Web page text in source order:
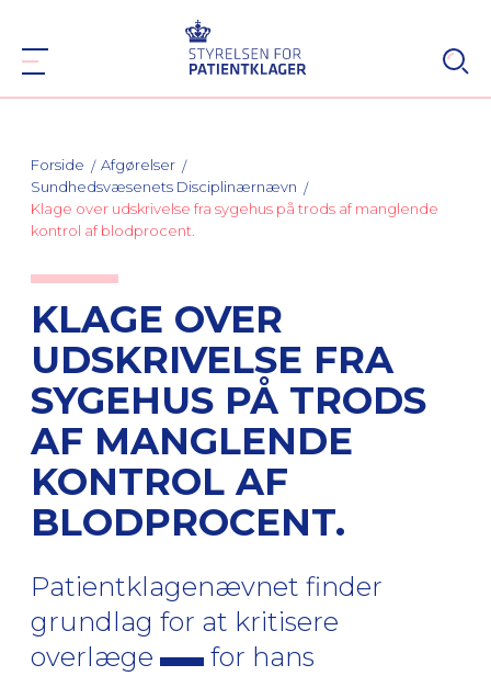
Forside
Afgørelser
Sundhedsvæsenets Disciplinærnævn
Klage over udskrivelse fra sygehus på trods af manglende
kontrol af blodprocent.
KLAGE OVER
UDSKRIVELSE FRA
SYGEHUS PÅ TRODS
AF MANGLENDE
KONTROL AF
BLODPROCENT.
Patientklagenævnet finder
grundlag for at kritisere
overlæge
for hans